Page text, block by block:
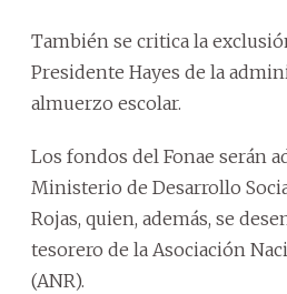
También se critica la
Presidente Hayes de la
almuerzo escolar.
Los fondos del Fonae serán
Ministerio de Desarrollo
Rojas, quien, además, se
tesorero de la Asociación
(ANR).